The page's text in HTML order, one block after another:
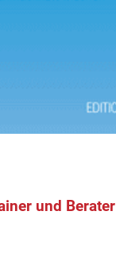
und Berater